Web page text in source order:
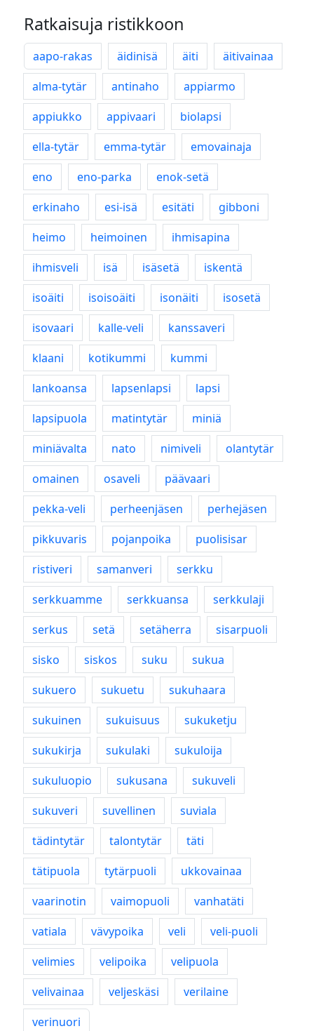
Ratkaisuja ristikkoon
aapo-rakas äidinisä äiti
äitivainaa
alma-tytär
antinaho
appiarmo
appiukko
appivaari
biolapsi
ella-tytär
emma-tytär
emovainaja
eno
eno-parka
enok-setä
erkinaho
esi-isä esitäti
gibboni
heimo
heimoinen
ihmisapina
ihmisveli
isä isäsetä
iskentä
isoäiti
isoisoäiti isonäiti
isosetä
isovaari
kalle-veli
kanssaveri
klaani
kotikummi
kummi
lankoansa
lapsenlapsi
lapsi
lapsipuola
matintytär
miniä
miniävalta
nato nimiveli
olantytär
omainen
osaveli
päävaari
pekka-veli
perheenjäsen
perhejäsen
pikkuvaris
pojanpoika
puolisisar
ristiveri
samanveri
serkku
serkkuamme
serkkuansa
serkkulaji
serkus
setä setäherra
sisarpuoli
sisko
siskos suku
sukua
sukuero
sukuetu
sukuhaara
sukuinen
sukuisuus
sukuketju
sukukirja
sukulaki
sukuloija
sukuluopio
sukusana
sukuveli
sukuveri
suvellinen
suviala
tädintytär
talontytär
täti
tätipuola
tytärpuoli
ukkovainaa
vaarinotin
vaimopuoli
vanhatäti
vatiala
vävypoika veli
veli-puoli
velimies
velipoika
velipuola
velivainaa
veljeskäsi
verilaine
verinuori